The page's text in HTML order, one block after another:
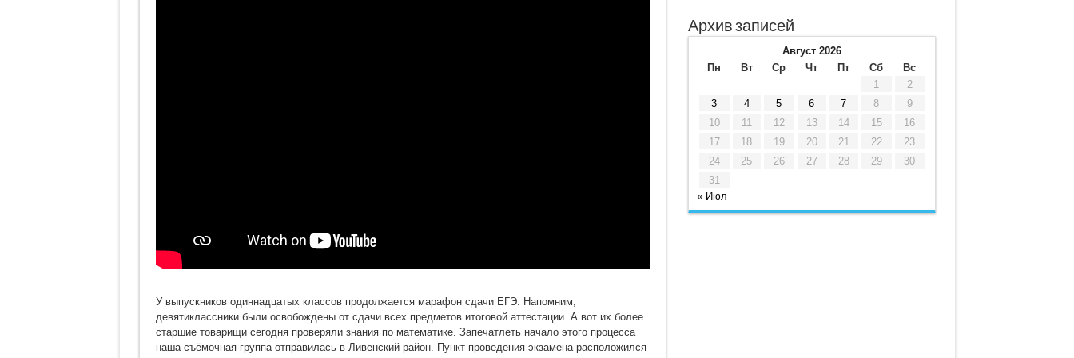
У выпускников одиннадцатых классов продолжается марафон сдачи ЕГЭ. Напомним,
девятиклассники были освобождены от сдачи всех предметов итоговой аттестации. А вот их более
старшие товарищи сегодня проверяли знания по математике. Запечатлеть начало этого процесса
наша съёмочная группа отправилась в Ливенский район. Пункт проведения экзамена расположился
Архив записей
Август 2026
Пн
Вт Ср Чт Пт Сб
Вс
1
2
3
4 5 6 7 8
9
10
11 12 13 14 15
16
17
18 19 20 21 22
23
24
25 26 27 28 29
30
31
« Июл